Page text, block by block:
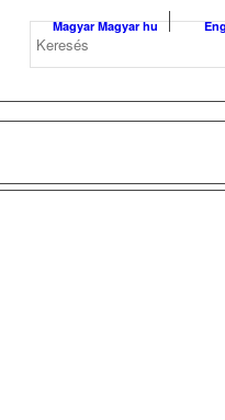
Magyar Magyar hu